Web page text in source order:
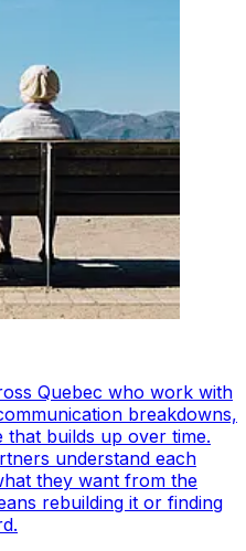
Quebec who work with
breakdowns,
that builds up over time.
understand each
they want from the
rebuilding it or finding